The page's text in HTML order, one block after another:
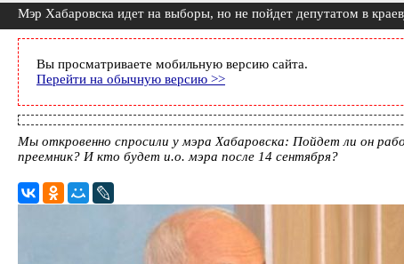
Мэр Хабаровска идет на выборы, но не пойдет депутатом в
Вы просматриваете мобильную версию сайта.
Перейти на обычную версию >>
Мы откровенно спросили у мэра Хабаровска: Пойдет ли он
преемник? И кто будет и.о. мэра после 14 сентября?